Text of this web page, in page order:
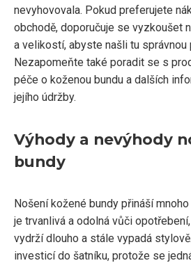
nevyhovovala. Pokud preferujete
obchodě, doporučuje se vyzkoušet
a velikostí, abyste našli tu správnou
Nezapomeňte také poradit se s
péče o koženou bundu a dalších
jejího údržby.
Výhody a nevýhody
bundy
Nošení kožené bundy přináší
je trvanlivá a odolná vůči
vydrží dlouho a stále vypadá
investicí do šatníku, protože se